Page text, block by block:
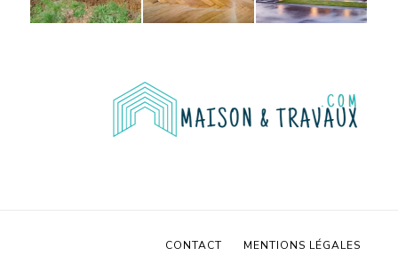
CONTACT MENTIONS LÉGALES